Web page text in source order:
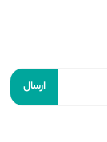
ارسال